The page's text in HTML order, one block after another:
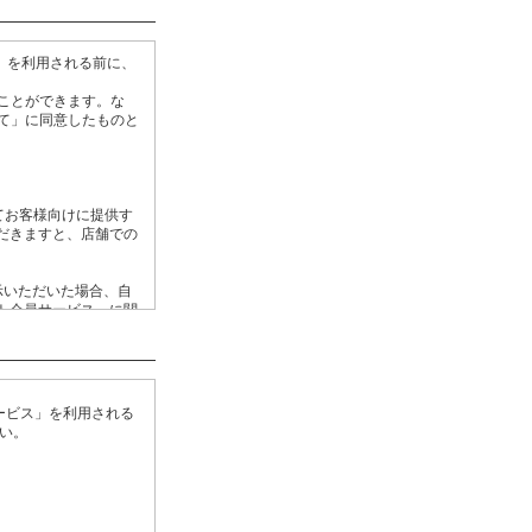
利用される前に、
とができます。な
」に同意したものと
客様向けに提供す
きますと、店舗での
ただいた場合、自
会員サービス」に関
のご登録が解除さ
ス」を利用される
。